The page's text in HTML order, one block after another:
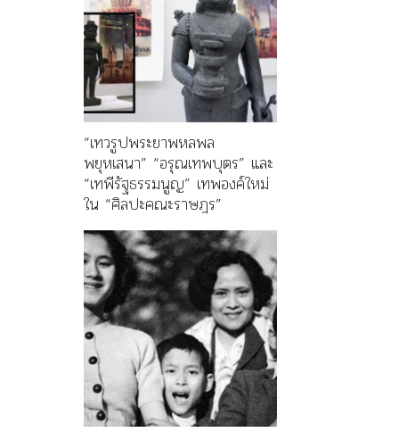
“เทวรูปพระยาพหลพล
พยุหเสนา” “อรุณเทพบุตร” และ
“เทพีรัฐธรรมนูญ” เทพองค์ใหม่
ใน “ศิลปะคณะราษฎร”